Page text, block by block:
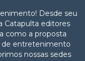
Desde seu
Catapulta editores
como a proposta
de entretenimento
nossas sedes